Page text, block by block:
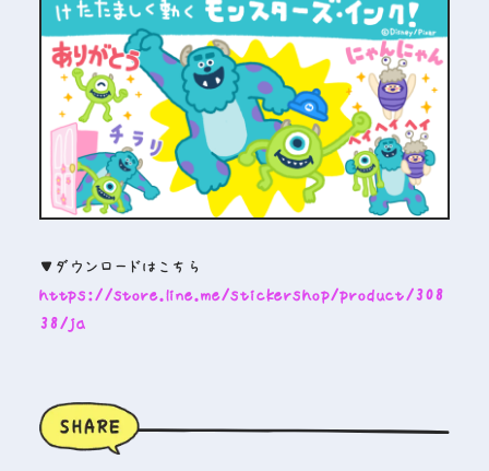
▼ダウンロードはこちら
https://store.line.me/stickershop/product/308
38/ja